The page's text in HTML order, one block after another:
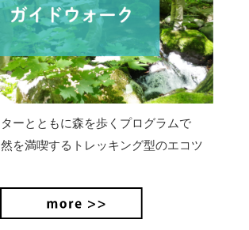
ーとともに森を歩くプログラムで
を満喫するトレッキング型のエコツ